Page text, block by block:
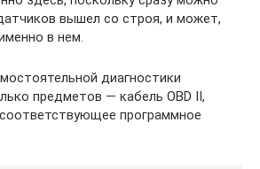
вышел со строя, и может,
в нем.
диагностики
предметов — кабель OBD II,
программное